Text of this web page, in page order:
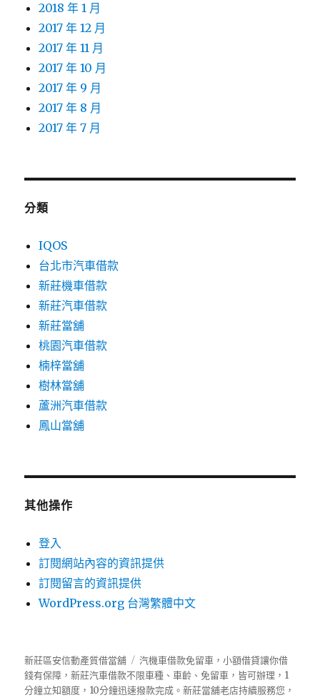
2018 年 1 月
2017 年 12 月
2017 年 11 月
2017 年 10 月
2017 年 9 月
2017 年 8 月
2017 年 7 月
分類
IQOS
台北市汽車借款
新莊機車借款
新莊汽車借款
新莊當舖
桃園汽車借款
楠梓當舖
樹林當舖
蘆洲汽車借款
鳳山當舖
其他操作
登入
訂閱網站內容的資訊提供
訂閱留言的資訊提供
WordPress.org 台灣繁體中文
新莊區安信動產質借當舖
汽機車借款免留車，小額借貸讓你借
錢有保障，新莊汽車借款不限車種、車齡、免留車，皆可辦理，1
分鐘立知額度，10分鐘迅速撥款完成。新莊當舖老店持續服務您，